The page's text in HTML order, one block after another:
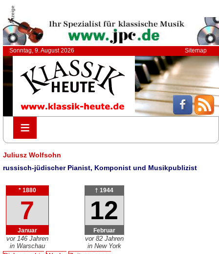
Anzeige
Sonntag, 9. August 2026 Sitemap
≡
≡
Juliusz Wolfsohn
russisch-jüdischer Pianist, Komponist und Musikpublizist
* 1880
7
Januar
vor 146 Jahren
in Warschau
† 1944
12
Februar
vor 82 Jahren
in New York